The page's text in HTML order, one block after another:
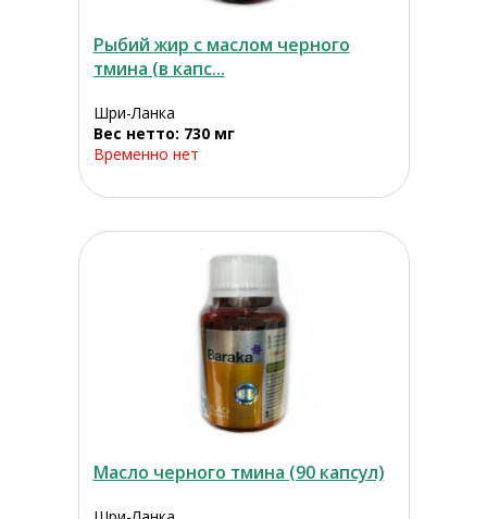
Рыбий жир с маслом черного
тмина (в капс...
Шри-Ланка
Вес нетто: 730 мг
Временно нет
Масло черного тмина (90 капсул)